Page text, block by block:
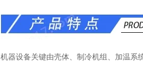
机器设备关键由壳体、制冷机组、加温系